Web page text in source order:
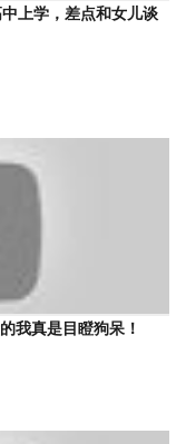
上学，差点和女儿谈
我真是目瞪狗呆！